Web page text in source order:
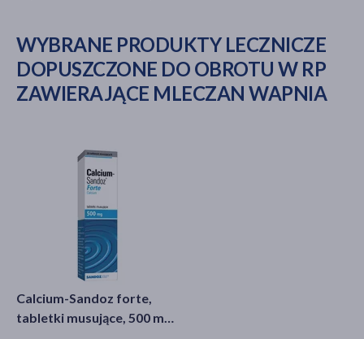
WYBRANE PRODUKTY LECZNICZE
DOPUSZCZONE DO OBROTU W RP
ZAWIERAJĄCE MLECZAN WAPNIA
Calcium-Sandoz forte,
tabletki musujące, 500 mg